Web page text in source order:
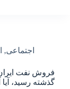
اجتماعی,
فروش نفت
گذشته رسید،